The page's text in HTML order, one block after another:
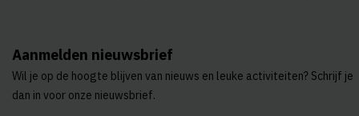
Aanmelden nieuwsbrief
Wil je op de hoogte blijven van nieuws en leuke activiteiten? Schrijf je
dan in voor onze nieuwsbrief.